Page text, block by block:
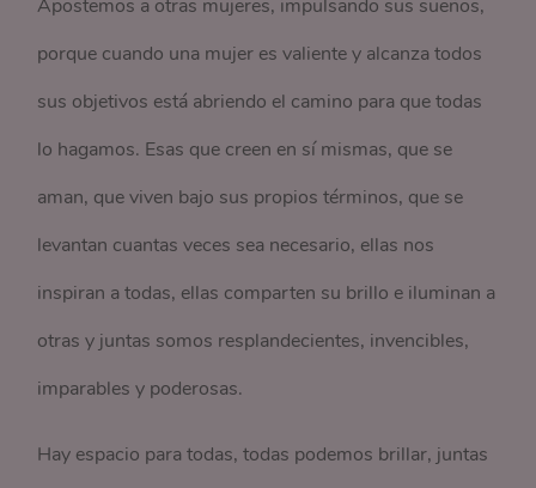
Apostemos a otras mujeres, impulsando sus sueños,
porque cuando una mujer es valiente y alcanza todos
sus objetivos está abriendo el camino para que todas
lo hagamos. Esas que creen en sí mismas, que se
aman, que viven bajo sus propios términos, que se
levantan cuantas veces sea necesario, ellas nos
inspiran a todas, ellas comparten su brillo e iluminan a
otras y juntas somos resplandecientes, invencibles,
imparables y poderosas.
Hay espacio para todas, todas podemos brillar, juntas